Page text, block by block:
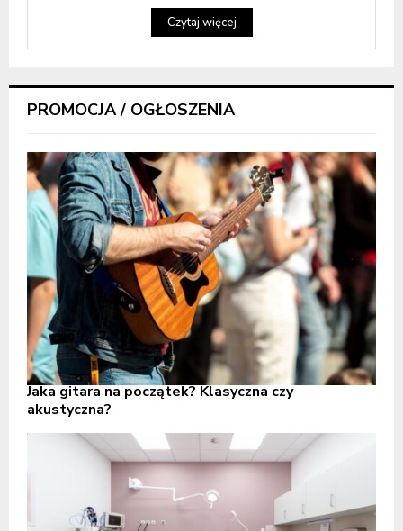
Czytaj więcej
PROMOCJA / OGŁOSZENIA
Jaka gitara na początek? Klasyczna czy
akustyczna?